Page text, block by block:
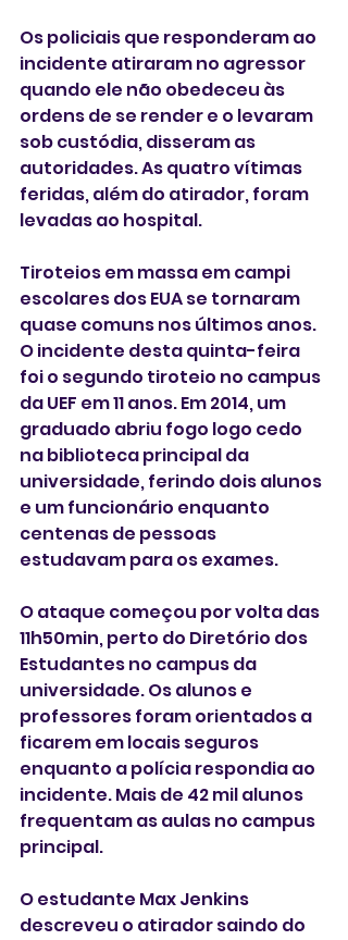
Os policiais que responderam ao
incidente atiraram no agressor
quando ele não obedeceu às
ordens de se render e o levaram
sob custódia, disseram as
autoridades. As quatro vítimas
feridas, além do atirador, foram
levadas ao hospital.
Tiroteios em massa em campi
escolares dos EUA se tornaram
quase comuns nos últimos anos.
O incidente desta quinta-feira
foi o segundo tiroteio no campus
da UEF em 11 anos. Em 2014, um
graduado abriu fogo logo cedo
na biblioteca principal da
universidade, ferindo dois alunos
e um funcionário enquanto
centenas de pessoas
estudavam para os exames.
O ataque começou por volta das
11h50min, perto do Diretório dos
Estudantes no campus da
universidade. Os alunos e
professores foram orientados a
ficarem em locais seguros
enquanto a polícia respondia ao
incidente. Mais de 42 mil alunos
frequentam as aulas no campus
principal.
O estudante Max Jenkins
descreveu o atirador saindo do